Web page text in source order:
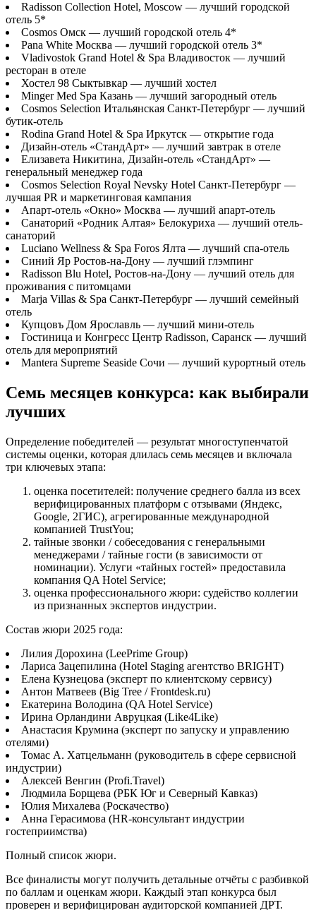
Radisson Collection Hotel, Moscow — лучший городской
отель 5*
Cosmos Омск — лучший городской отель 4*
Pana White Москва — лучший городской отель 3*
Vladivostok Grand Hotel & Spa Владивосток — лучший
ресторан в отеле
Хостел 98 Сыктывкар — лучший хостел
Minger Med Spa Казань — лучший загородный отель
Cosmos Selection Итальянская Санкт-Петербург — лучший
бутик-отель
Rodina Grand Hotel & Spa Иркутск — открытие года
Дизайн-отель «СтандАрт» — лучший завтрак в отеле
Елизавета Никитина, Дизайн-отель «СтандАрт» —
генеральный менеджер года
Cosmos Selection Royal Nevsky Hotel Санкт-Петербург —
лучшая PR и маркетинговая кампания
Апарт-отель «Окно» Москва — лучший апарт-отель
Санаторий «Родник Алтая» Белокуриха — лучший отель-
санаторий
Luciano Wellness & Spa Foros Ялта — лучший спа-отель
Синий Яр Ростов-на-Дону — лучший глэмпинг
Radisson Blu Hotel, Ростов-на-Дону — лучший отель для
проживания с питомцами
Marja Villas & Spa Санкт-Петербург — лучший семейный
отель
Купцовъ Дом Ярославль — лучший мини-отель
Гостиница и Конгресс Центр Radisson, Саранск — лучший
отель для мероприятий
Mantera Supreme Seaside Сочи — лучший курортный отель
Семь месяцев конкурса: как выбирали
лучших
Определение победителей — результат многоступенчатой
системы оценки, которая длилась семь месяцев и включала
три ключевых этапа:
оценка посетителей: получение среднего балла из всех
верифицированных платформ с отзывами (Яндекс,
Google, 2ГИС), агрегированные международной
компанией TrustYou;
тайные звонки / собеседования с генеральными
менеджерами / тайные гости (в зависимости от
номинации). Услуги «тайных гостей» предоставила
компания QA Hotel Service;
оценка профессионального жюри: судейство коллегии
из признанных экспертов индустрии.
Состав жюри 2025 года:
Лилия Дорохина (LeePrime Group)
Лариса Зацепилина (Hotel Staging агентство BRIGHT)
Елена Кузнецова (эксперт по клиентскому сервису)
Антон Матвеев (Big Tree / Frontdesk.ru)
Екатерина Володина (QA Hotel Service)
Ирина Орландини Авруцкая (Like4Like)
Анастасия Крумина (эксперт по запуску и управлению
отелями)
Томас А. Хатцельманн (руководитель в сфере сервисной
индустрии)
Алексей Венгин (Profi.Travel)
Людмила Борщева (РБК Юг и Северный Кавказ)
Юлия Михалева (Роскачество)
Анна Герасимова (HR-консультант индустрии
гостеприимства)
Полный список жюри.
Все финалисты могут получить детальные отчёты с разбивкой
по баллам и оценкам жюри. Каждый этап конкурса был
проверен и верифицирован аудиторской компанией ДРТ.